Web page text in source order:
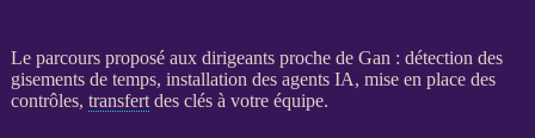
Le parcours proposé aux dirigeants proche de Gan : détection des
gisements de temps, installation des agents IA, mise en place des
contrôles, transfertdes clés à votre équipe.